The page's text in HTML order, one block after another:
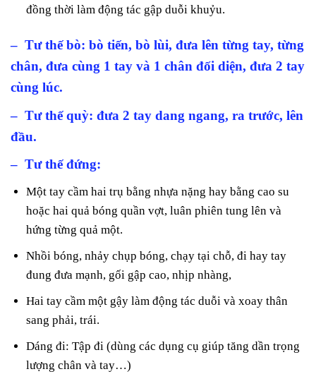
đồng thời làm động tác gập duỗi khuỷu.
– Tư thế bò: bò tiến, bò lùi, đưa lên từng tay, từng
chân, đưa cùng 1 tay và 1 chân đối diện, đưa 2 tay
cùng lúc.
– Tư thế quỳ: đưa 2 tay dang ngang, ra trước, lên
đầu.
– Tư thế đứng:
Một tay cầm hai trụ bằng nhựa nặng hay bằng cao su
hoặc hai quả bóng quần vợt, luân phiên tung lên và
hứng từng quả một.
Nhồi bóng, nhảy chụp bóng, chạy tại chỗ, đi hay tay
đung đưa mạnh, gối gập cao, nhịp nhàng,
Hai tay cầm một gậy làm động tác duỗi và xoay thân
sang phải, trái.
Dáng đi: Tập đi (dùng các dụng cụ giúp tăng dần trọng
lượng chân và tay…)